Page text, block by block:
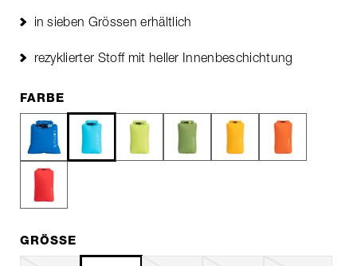
in sieben Grössen erhältlich
rezyklierter Stoff mit heller Innenbeschichtung
FARBE
GRÖSSE